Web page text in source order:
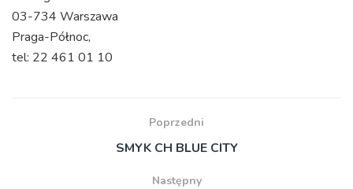
03-734 Warszawa
Praga-Północ,
tel: 22 461 01 10
Poprzedni
SMYK CH BLUE CITY
Następny